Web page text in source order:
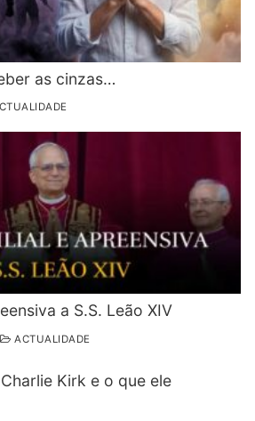
as cinzas…
a S.S. Leão XIV
ACTUALIDADE
Kirk e o que ele